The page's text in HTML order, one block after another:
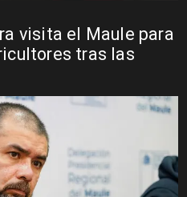
visita el Maule para
tras las